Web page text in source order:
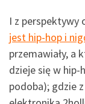
I z perspektywy
jest hip-hop i
przemawiały, a
dzieje się w
podoba); gdzie